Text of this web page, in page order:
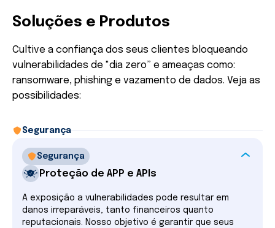
Soluções e Produtos
Cultive a confiança dos seus clientes bloqueando
vulnerabilidades de "dia zero” e ameaças como:
ransomware, phishing e vazamento de dados. Veja as
possibilidades:
Segurança
Segurança
Proteção de APP e APIs
A exposição a vulnerabilidades pode resultar em
danos irreparáveis, tanto financeiros quanto
reputacionais. Nosso objetivo é garantir que seus